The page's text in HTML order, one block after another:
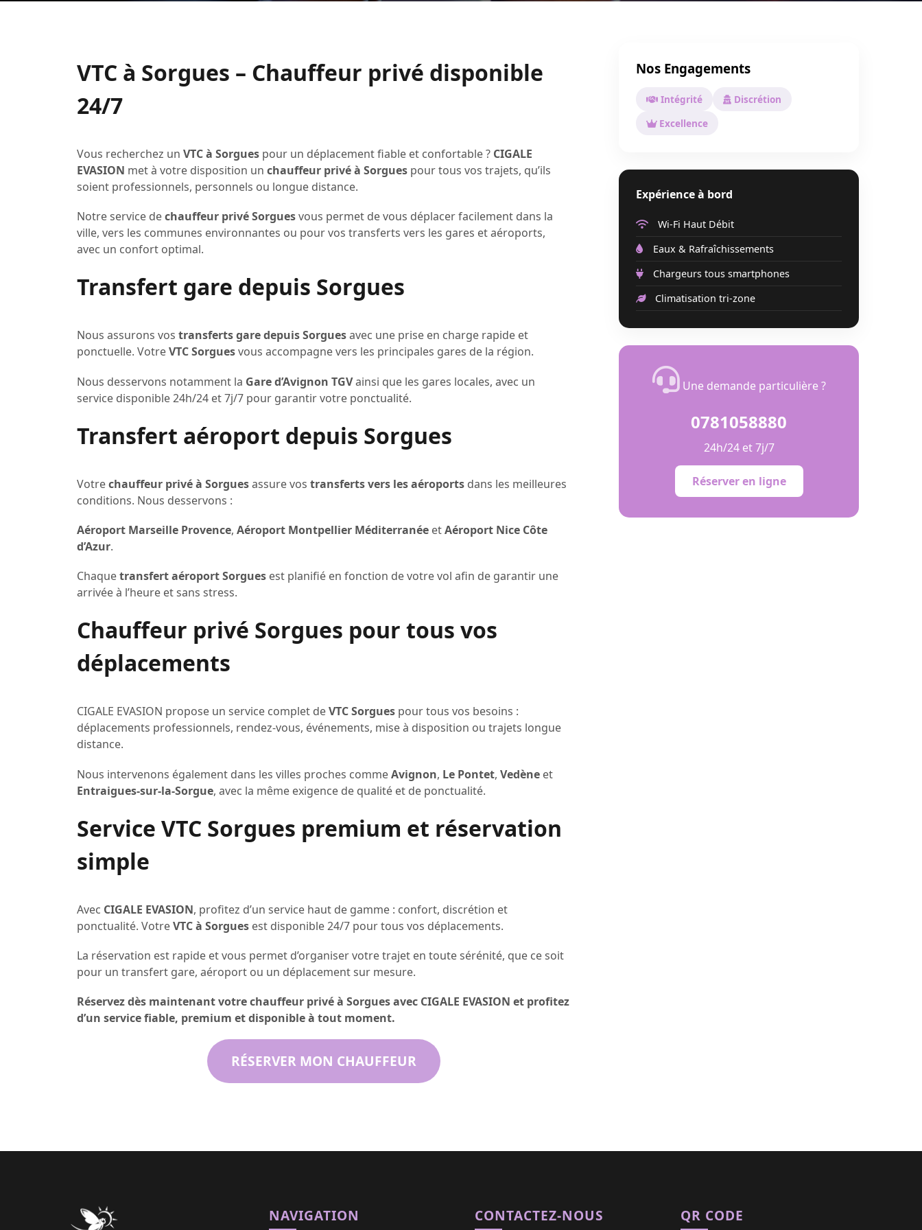
VTC à Sorgues – Chauffeur privé disponible
24/7
Vous recherchez un VTC à Sorgues pour un déplacement fiable et confortable ? CIGALE
EVASION met à votre disposition un chauffeur privé à Sorgues pour tous vos trajets, qu’ils
soient professionnels, personnels ou longue distance.
Notre service dechauffeur privé Sorguesvous permet de vous déplacer facilement dans la
ville, vers les communes environnantes ou pour vos transferts vers les gares et aéroports,
avec un confort optimal.
Transfert gare depuis Sorgues
Nous assurons vos transferts gare depuis Sorguesavec une prise en charge rapide et
ponctuelle. VotreVTC Sorguesvous accompagne vers les principales gares de la région.
Nous desservons notamment la Gare d’Avignon TGVainsi que les gares locales, avec un
service disponible 24h/24 et 7j/7 pour garantir votre ponctualité.
Transfert aéroport depuis Sorgues
Votrechauffeur privé à Sorguesassure vos transferts vers les aéroports dans les meilleures
conditions. Nous desservons :
Aéroport Marseille Provence, Aéroport Montpellier Méditerranée etAéroport Nice Côte
d’Azur.
Chaquetransfert aéroport Sorgues est planifié en fonction de votre vol afin de garantir une
arrivée à l’heure et sans stress.
Chauffeur privé Sorgues pour tous vos
déplacements
CIGALE EVASION propose un service complet deVTC Sorgues pour tous vos besoins :
déplacements professionnels, rendez-vous, événements, mise à disposition ou trajets longue
distance.
Nous intervenons également dans les villes proches commeAvignon, Le Pontet, Vedène et
Entraigues-sur-la-Sorgue, avec la même exigence de qualité et de ponctualité.
Service VTC Sorgues premium et réservation
simple
Avec CIGALE EVASION, profitez d’un service haut de gamme : confort, discrétion et
ponctualité. VotreVTC à Sorgues est disponible 24/7 pour tous vos déplacements.
La réservation est rapide et vous permet d’organiser votre trajet en toute sérénité, que ce soit
pour un transfert gare, aéroport ou un déplacement sur mesure.
Réservez dès maintenant votre chauffeur privé à Sorgues avec CIGALE EVASION et profitez
d’un service fiable, premium et disponible à tout moment.
RÉSERVER MON CHAUFFEUR
Nos Engagements
Intégrité
Discrétion
Excellence
Expérience à bord
Wi-Fi Haut Débit
Eaux & Rafraîchissements
Chargeurs tous smartphones
Climatisation tri-zone
Une demande particulière ?
0781058880
24h/24 et 7j/7
Réserver en ligne
NAVIGATION CONTACTEZ-NOUS QR CODE